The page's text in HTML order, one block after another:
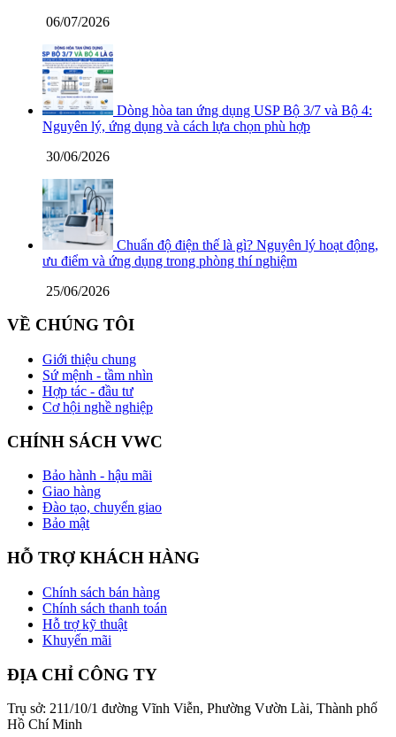
06/07/2026
Dòng hòa tan ứng dụng USP Bộ 3/7 và Bộ 4:
Nguyên lý, ứng dụng và cách lựa chọn phù hợp
30/06/2026
Chuẩn độ điện thế là gì? Nguyên lý hoạt động,
ưu điểm và ứng dụng trong phòng thí nghiệm
25/06/2026
VỀ CHÚNG TÔI
Giới thiệu chung
Sứ mệnh - tầm nhìn
Hợp tác - đầu tư
Cơ hội nghề nghiệp
CHÍNH SÁCH VWC
Bảo hành - hậu mãi
Giao hàng
Đào tạo, chuyển giao
Bảo mật
HỖ TRỢ KHÁCH HÀNG
Chính sách bán hàng
Chính sách thanh toán
Hỗ trợ kỹ thuật
Khuyến mãi
ĐỊA CHỈ CÔNG TY
Trụ sở: 211/10/1 đường Vĩnh Viễn, Phường Vườn Lài, Thành phố
Hồ Chí Minh